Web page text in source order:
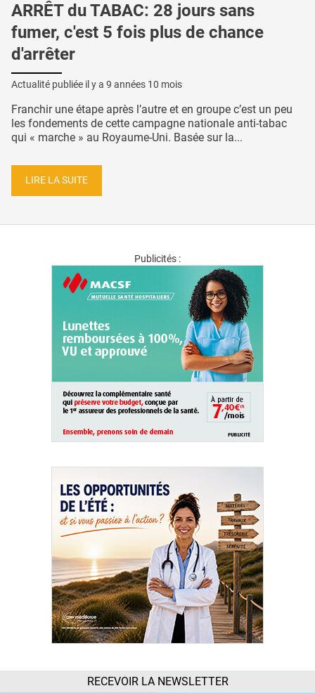
ARRÊT du TABAC: 28 jours sans
fumer, c'est 5 fois plus de chance
d'arrêter
Actualité publiée il y a 9 années 10 mois
Franchir une étape après l’autre et en groupe c’est un peu
les fondements de cette campagne nationale anti-tabac
qui « marche » au Royaume-Uni. Basée sur la...
LIRE LA SUITE
Publicités :
RECEVOIR LA NEWSLETTER